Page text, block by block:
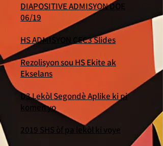
DIAPOSITIVE ADMISYON DOE
06/19
HS ADMISYON CEC3 Slides
Rezolisyon sou HS Ekite ak
Ekselans
D3 Lekòl Segondè Aplike ki pi
komen yo
2019 SHS òf pa lekòl ki voye